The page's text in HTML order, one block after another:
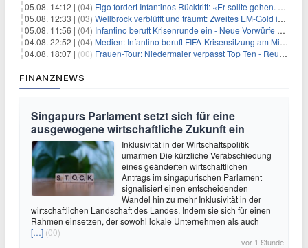
05.08. 14:12 | (04) Figo fordert Infantinos Rücktritt: «Er sollte gehen. Jetzt»
05.08. 12:33 | (03) Wellbrock verblüfft und träumt: Zweites EM-Gold in Paris
05.08. 11:56 | (04) Infantino beruft Krisenrunde ein - Neue Vorwürfe gegen FIFA
04.08. 22:52 | (04) Medien: Infantino beruft FIFA-Krisensitzung am Mittwoch ein
04.08. 18:07 | (00) Frauen-Tour: Niedermaier verpasst Top Ten - Reusser siegt
FINANZNEWS
Singapurs Parlament setzt sich für eine
ausgewogene wirtschaftliche Zukunft ein
Inklusivität in der Wirtschaftspolitik
umarmen Die kürzliche Verabschiedung
eines geänderten wirtschaftlichen
Antrags im singapurischen Parlament
signalisiert einen entscheidenden
Wandel hin zu mehr Inklusivität in der
wirtschaftlichen Landschaft des Landes. Indem sie sich für einen
Rahmen einsetzen, der sowohl lokale Unternehmen als auch
[…] (00)
vor 1 Stunde